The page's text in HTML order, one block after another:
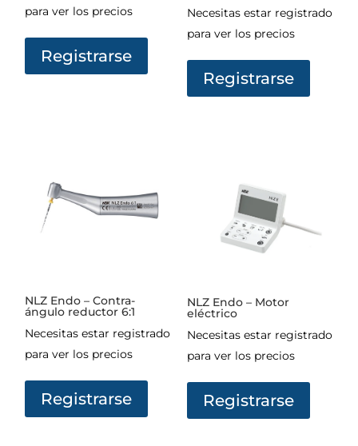
para ver los precios
Registrarse
Necesitas estar registrado
para ver los precios
Registrarse
NLZ Endo – Contra-
ángulo reductor 6:1
Necesitas estar registrado
para ver los precios
Registrarse
NLZ Endo – Motor
eléctrico
Necesitas estar registrado
para ver los precios
Registrarse